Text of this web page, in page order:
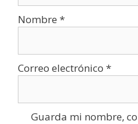
Nombre *
Correo electrónico *
Guarda mi nombre,